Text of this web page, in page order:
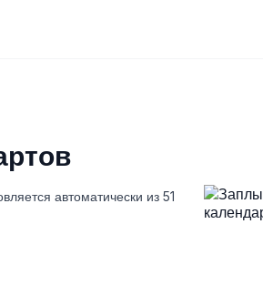
автоматически из 51